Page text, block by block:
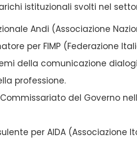
istituzionali svolti nel
Andi (Associazione
per FIMP (Federazione
della comunicazione
professione.
del Governo
per AIDA